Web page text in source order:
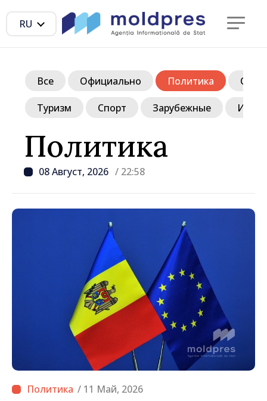
RU
Политика
08 Август, 2026 / 22:58
Все Официально Политика
Туризм Спорт Зарубежные
/ 11 Май, 2026